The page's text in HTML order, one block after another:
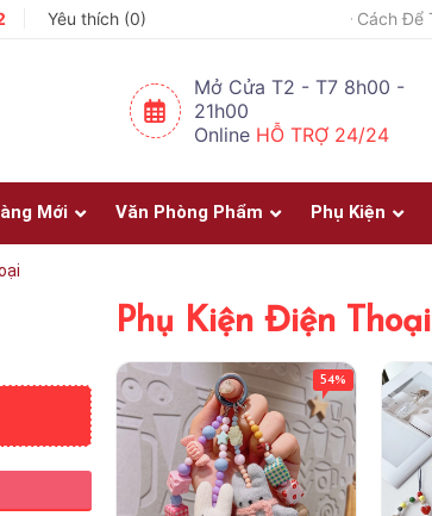
Yêu thích (0)
🎨 Một Bức Tranh – Góc Nhỏ Chứa Đầy Cảm Xúc ✨
Mở Cửa T2 - T7 8h00 -
21h00
Online HỖ TRỢ 24/24
Mới Văn Phòng Phẩm Phụ Kiện
Phụ Kiện Điện Thoại
54%